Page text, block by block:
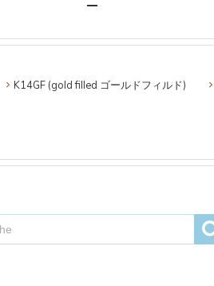
K14GF (gold filled ゴールドフィルド)